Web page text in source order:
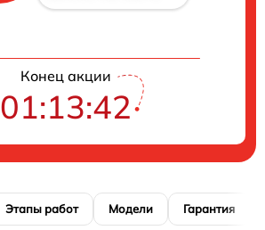
Конец акции
01:13:41
Этапы работ Модели Гарантия